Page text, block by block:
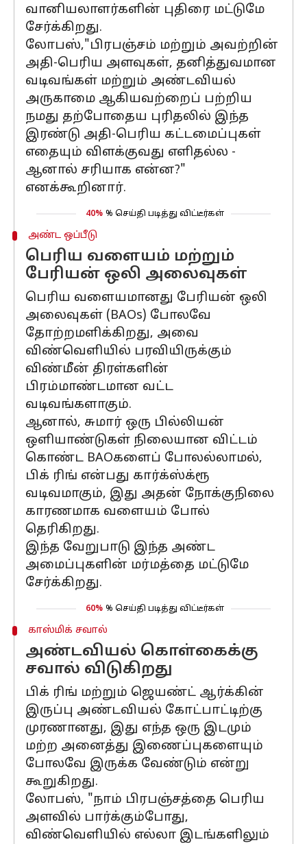
வானியலாளர்களின் புதிரை மட்டுமே
சேர்க்கிறது.
லோபஸ்,"பிரபஞ்சம் மற்றும் அவற்றின்
அதி-பெரிய அளவுகள், தனித்துவமான
வடிவங்கள் மற்றும் அண்டவியல்
அருகாமை ஆகியவற்றைப் பற்றிய
நமது தற்போதைய புரிதலில் இந்த
இரண்டு அதி-பெரிய கட்டமைப்புகள்
எதையும் விளக்குவது எளிதல்ல -
ஆனால் சரியாக என்ன?"
எனக்கூறினார்.
40% % செய்தி படித்து விட்டீர்கள்
அண்ட ஒப்பீடு
பெரிய வளையம் மற்றும்
பேரியன் ஒலி அலைவுகள்
பெரிய வளையமானது பேரியன் ஒலி
அலைவுகள் (BAOs) போலவே
தோற்றமளிக்கிறது, அவை
விண்வெளியில் பரவியிருக்கும்
விண்மீன் திரள்களின்
பிரம்மாண்டமான வட்ட
வடிவங்களாகும்.
ஆனால், சுமார் ஒரு பில்லியன்
ஒளியாண்டுகள் நிலையான விட்டம்
கொண்ட BAOகளைப் போலல்லாமல்,
பிக் ரிங் என்பது கார்க்ஸ்க்ரூ
வடிவமாகும், இது அதன் நோக்குநிலை
காரணமாக வளையம் போல்
தெரிகிறது.
இந்த வேறுபாடு இந்த அண்ட
அமைப்புகளின் மர்மத்தை மட்டுமே
சேர்க்கிறது.
60% % செய்தி படித்து விட்டீர்கள்
காஸ்மிக் சவால்
அண்டவியல் கொள்கைக்கு
சவால் விடுகிறது
பிக் ரிங் மற்றும் ஜெயண்ட் ஆர்க்கின்
இருப்பு அண்டவியல் கோட்பாட்டிற்கு
முரணானது, இது எந்த ஒரு இடமும்
மற்ற அனைத்து இணைப்புகளையும்
போலவே இருக்க வேண்டும் என்று
கூறுகிறது.
லோபஸ், "நாம் பிரபஞ்சத்தை பெரிய
அளவில் பார்க்கும்போது, ​​
விண்வெளியில் எல்லா இடங்களிலும்